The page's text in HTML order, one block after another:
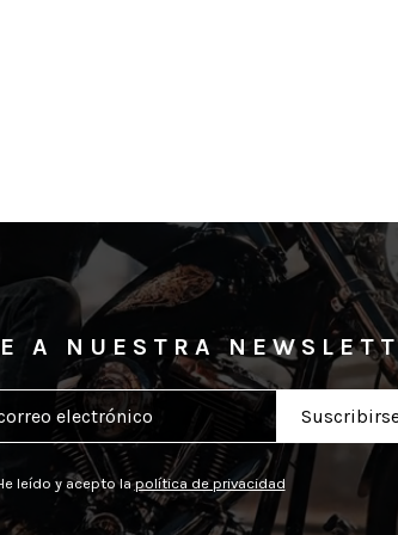
A NUESTRA
leído y acepto lapolítica de privacidad